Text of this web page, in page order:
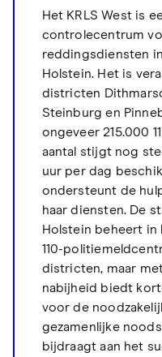
Het KRLS West is
controlecentrum
reddingsdiensten
Holstein. Het is
districten
Steinburg en
ongeveer 215.000
aantal stijgt nog
uur per dag
ondersteunt de
haar diensten. De
Holstein beheert
110-
districten, maar
nabijheid biedt
voor de
gezamenlijke
bijdraagt aan het